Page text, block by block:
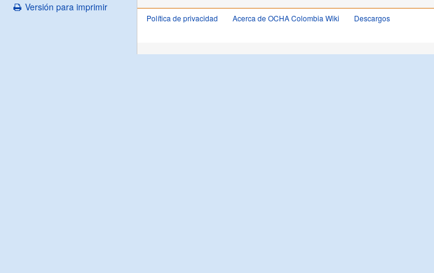
Versión para imprimir
Política de privacidad Acerca de OCHA Colombia Wiki Descargos